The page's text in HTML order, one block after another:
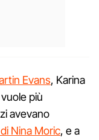
Evans, Karina
più
avevano
Nina Moric, e a